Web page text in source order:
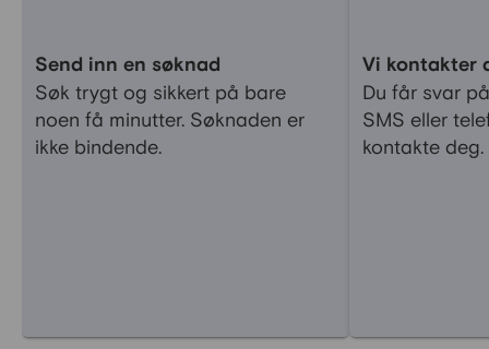
Send inn en søknad
Søk trygt og sikkert på bare
noen få minutter. Søknaden er
ikke bindende.
Vi kontakter
Du får svar
SMS eller
kontakte deg.